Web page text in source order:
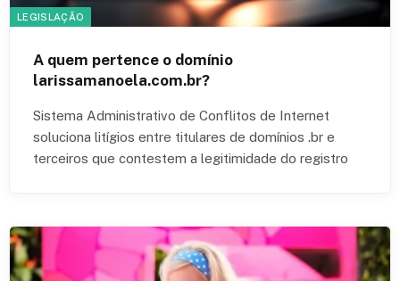
LEGISLAÇÃO
A quem pertence o domínio
larissamanoela.com.br?
Sistema Administrativo de Conflitos de Internet
soluciona litígios entre titulares de domínios .br e
terceiros que contestem a legitimidade do registro